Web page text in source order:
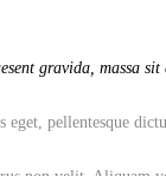
gravida, massa
pellentesque